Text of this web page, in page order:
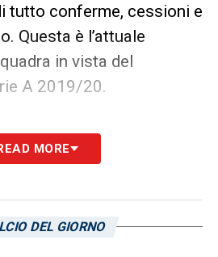
tutto conferme, cessioni e
Questa è l’attuale
in vista del
A 2019/20.
: Il Cagliari 2019/20 riparte da lui. La
matematica, rinnovandogli
ancora lui l’allenatore rossoblù.
MORE
DEL GIORNO